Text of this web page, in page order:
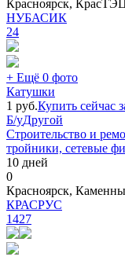
Красноярск, КрасТЭЦ
НУБАСИК
24
+ Ещё 0 фото
Катушки
1 руб.Купить сейчас
Б/уДругой
Строительство и
тройники, сетевые
10 дней
0
Красноярск,
КРАСРУС
1427